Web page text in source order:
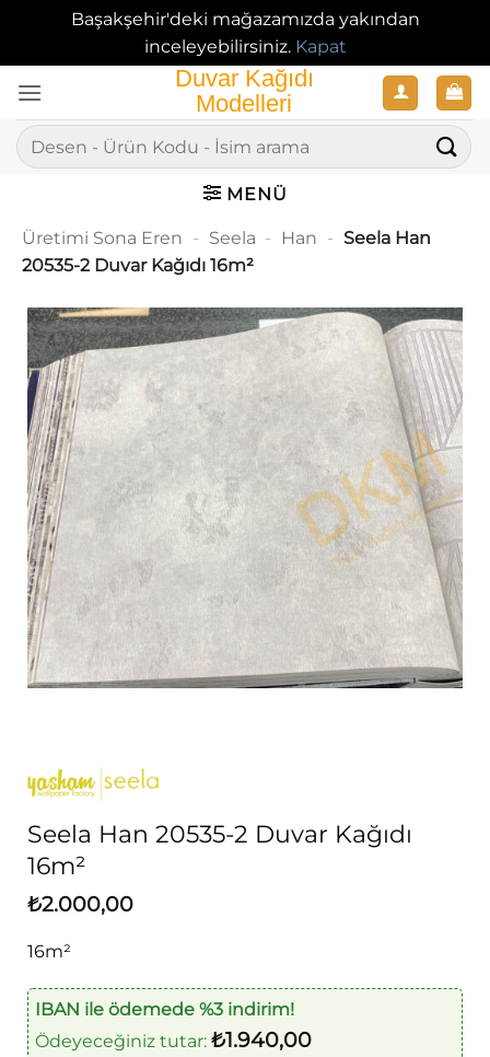
Başakşehir'deki mağazamızda yakından
inceleyebilirsiniz. Kapat
atla
Ara:
MENÜ
Üretimi Sona Eren - Seela - Han - Seela Han
20535-2 Duvar Kağıdı 16m²
Seela Han 20535-2 Duvar Kağıdı
16m²
₺2.000,00
16m²
IBAN ile ödemede %3 indirim!
Ödeyeceğiniz tutar: ₺1.940,00